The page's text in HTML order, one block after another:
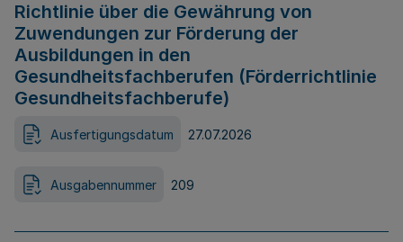
Richtlinie über die Gewährung von
Zuwendungen zur Förderung der
Ausbildungen in den
Gesundheitsfachberufen (Förderrichtlinie
Gesundheitsfachberufe)
Ausfertigungsdatum 27.07.2026
Ausgabennummer 209